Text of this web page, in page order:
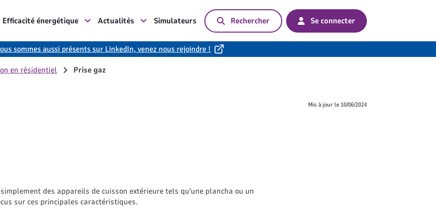
Efficacité énergétique Actualités Simulateurs Rechercher Se connecter
sommes aussi présents sur LinkedIn, venez nous rejoindre !
en résidentiel Prise gaz
Mis à jour le10/06/2024
des appareils de cuisson extérieure tels qu'une plancha ou un
sur ces principales caractéristiques.